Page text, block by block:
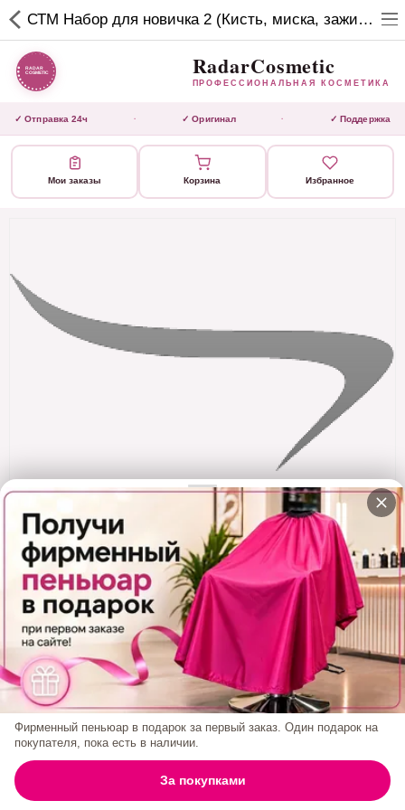
RadarCosmetic
КОСМЕТИКА
✕
Активаторы
Ботокс
Завершающие маски
Ещё категории
✓ Отправка 24ч · ✓ Оригинал ✓ Поддержка
ГЛАВНАЯ ПОИСК КОРЗИНА АККАУНТ
СТМ Набор для новичка 2 (Кисть, миска, зажим, карбон расческа, скраббер) фиолет
RadarCosmetic
ПРОФЕССИОНАЛЬНАЯ КОСМЕТИКА
✓ Отправка 24ч · ✓ Оригинал · ✓ Поддержка
Мои заказы Корзина Избранное
СТМ Набор Для Новичка 2 (Кисть, Миска,
Зажим, Карбон Расческа, Скраббер) Фиолет
0₽
Фирменный пеньюар в подарок за первый заказ. Один подарок на
покупателя, пока есть в наличии.
За покупками